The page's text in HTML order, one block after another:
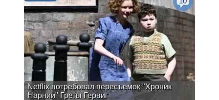
Netflix потребовал пересъемок "Хроник
Нарнии" Греты Гервиг